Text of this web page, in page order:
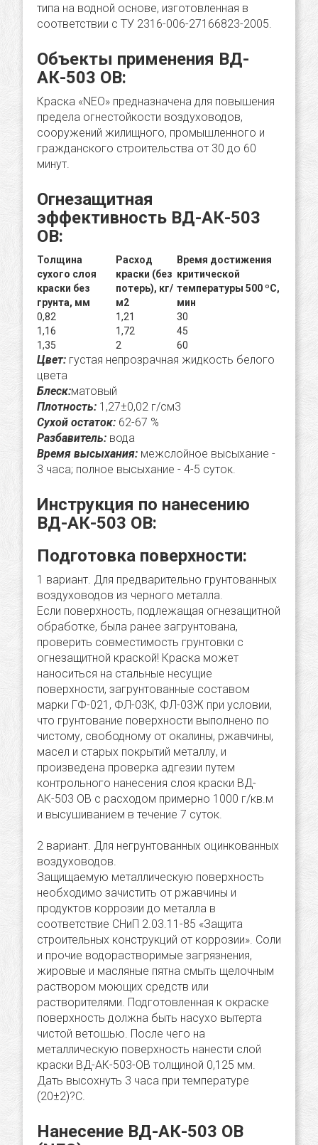
типа на водной основе, изготовленная в
соответствии с ТУ 2316-006-27166823-2005.
Объекты применения ВД-
АК-503 ОВ:
Краска «NEO» предназначена для повышения
предела огнестойкости воздуховодов,
сооружений жилищного, промышленного и
гражданского строительства от 30 до 60
минут.
Огнезащитная
эффективность ВД-АК-503
ОВ:
Толщина
сухого слоя
краски без
грунта, мм
Расход
краски (без
потерь), кг/
м2
Время достижения
критической
температуры 500 ºС,
мин
0,82
1,21
30
1,16
1,72
45
1,35
2 60
Цвет: густая непрозрачная жидкость белого
цвета
Блеск:матовый
Плотность:1,27±0,02 г/см3
Сухой остаток:62-67 %
Разбавитель:вода
Время высыхания:межслойное высыхание -
3 часа; полное высыхание - 4-5 суток.
Инструкция по нанесению
ВД-АК-503 ОВ:
Подготовка поверхности:
1 вариант. Для предварительно грунтованных
воздуховодов из черного металла.
Если поверхность, подлежащая огнезащитной
обработке, была ранее загрунтована,
проверить совместимость грунтовки с
огнезащитной краской! Краска может
наноситься на стальные несущие
поверхности, загрунтованные составом
марки ГФ-021, ФЛ-03К, ФЛ-03Ж при условии,
что грунтование поверхности выполнено по
чистому, свободному от окалины, ржавчины,
масел и старых покрытий металлу, и
произведена проверка адгезии путем
контрольного нанесения слоя краски ВД-
АК-503 ОВ с расходом примерно 1000 г/кв.м
и высушиванием в течение 7 суток.
2 вариант. Для негрунтованных оцинкованных
воздуховодов.
Защищаемую металлическую поверхность
необходимо зачистить от ржавчины и
продуктов коррозии до металла в
соответствие СНиП 2.03.11-85 «Защита
строительных конструкций от коррозии». Соли
и прочие водорастворимые загрязнения,
жировые и масляные пятна смыть щелочным
раствором моющих средств или
растворителями. Подготовленная к окраске
поверхность должна быть насухо вытерта
чистой ветошью. После чего на
металлическую поверхность нанести слой
краски ВД-АК-503-ОВ толщиной 0,125 мм.
Дать высохнуть 3 часа при температуре
(20±2)?С.
Нанесение ВД-АК-503 ОВ